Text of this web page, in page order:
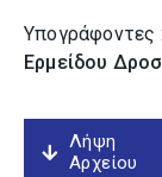
Υπογράφοντες :
Ερμείδου
Λήψη
Αρχείου